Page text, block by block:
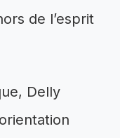
de l’esprit
Delly